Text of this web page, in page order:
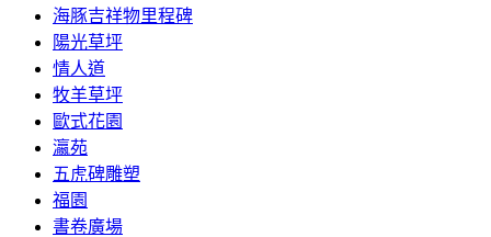
海豚吉祥物里程碑
陽光草坪
情人道
牧羊草坪
歐式花園
瀛苑
五虎碑雕塑
福園
書卷廣場